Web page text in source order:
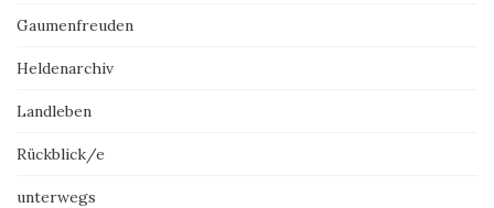
Gaumenfreuden
Heldenarchiv
Landleben
Rückblick/e
unterwegs